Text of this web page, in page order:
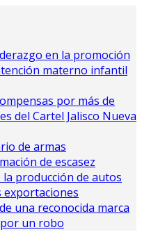
en la promoción
materno infantil
por más de
del Cartel Jalisco Nueva
de armas
de escasez
producción de autos
exportaciones
una reconocida marca
un robo